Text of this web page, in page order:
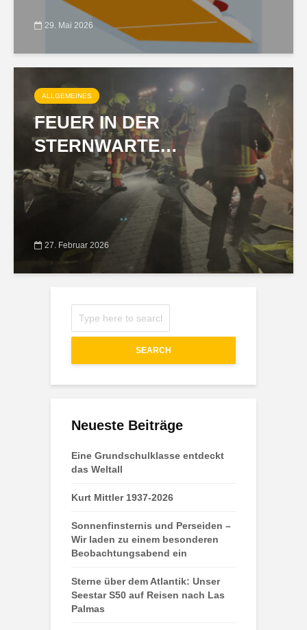
29. Mai 2026
ALLGEMEINES
FEUER IN DER
STERNWARTE…
27. Februar 2026
SEARCH
Neueste Beiträge
Eine Grundschulklasse entdeckt
das Weltall
Kurt Mittler 1937-2026
Sonnenfinsternis und Perseiden –
Wir laden zu einem besonderen
Beobachtungsabend ein
Sterne über dem Atlantik: Unser
Seestar S50 auf Reisen nach Las
Palmas